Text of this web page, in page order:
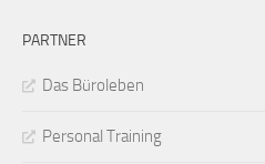
PARTNER
Das Büroleben
Personal Training